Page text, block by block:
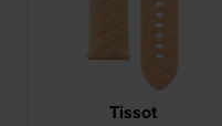
Tissot